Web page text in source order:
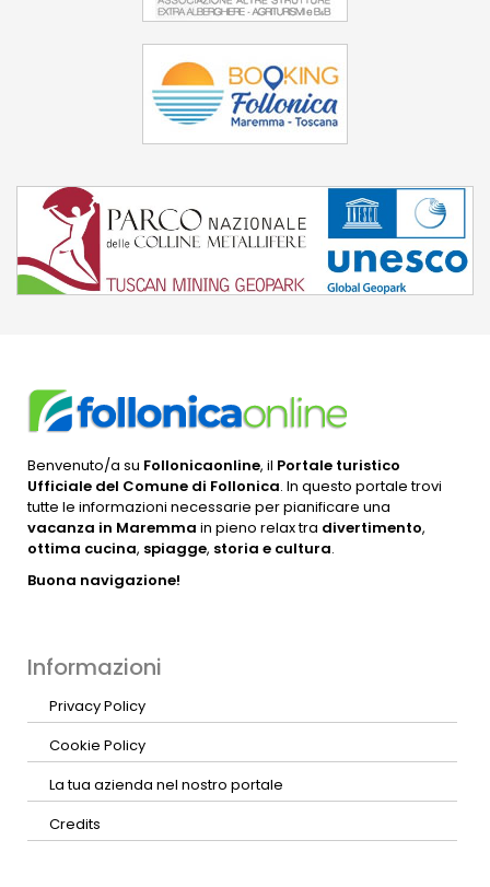
Benvenuto/a su Follonicaonline, il Portale turistico
Ufficiale del Comune di Follonica. In questo portale trovi
tutte le informazioni necessarie per pianificare una
vacanza in Maremma in pieno relax tra divertimento,
ottima cucina, spiagge, storia e cultura.
Buona navigazione!
Informazioni
Privacy Policy
Cookie Policy
La tua azienda nel nostro portale
Credits